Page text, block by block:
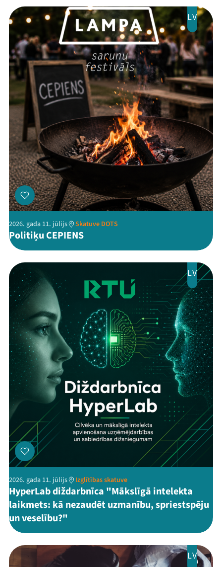
Jaunumi
Ziedo
Veikals
Kontakti
ThreadsFacebookYoutube Instagram
Flick TikTok
LV
2026. gada 11. jūlijs Skatuve DOTS
Politiķu CEPIENS
LV
2026. gada 11. jūlijs Izglītības skatuve
HyperLab diždarbnīca "Mākslīgā intelekta
laikmets: kā nezaudēt uzmanību, spriestspēju
un veselību?"
LV